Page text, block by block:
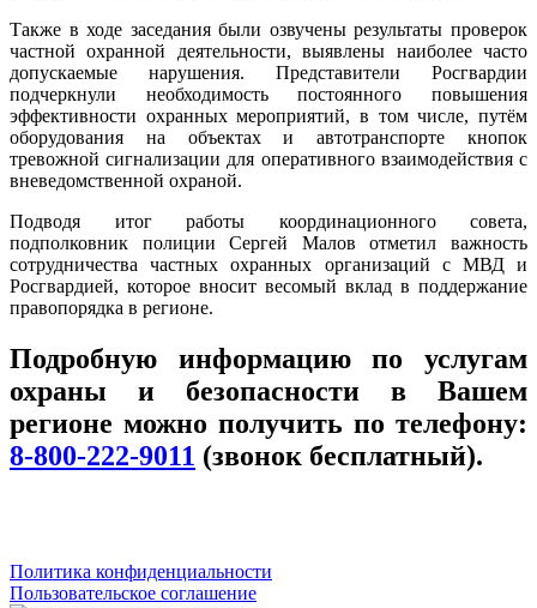
Также в ходе заседания были озвучены результаты проверок
частной охранной деятельности, выявлены наиболее часто
допускаемые нарушения. Представители Росгвардии
подчеркнули необходимость постоянного повышения
эффективности охранных мероприятий, в том числе, путём
оборудования на объектах и автотранспорте кнопок
тревожной сигнализации для оперативного взаимодействия с
вневедомственной охраной.
Подводя итог работы координационного совета,
подполковник полиции Сергей Малов отметил важность
сотрудничества частных охранных организаций с МВД и
Росгвардией, которое вносит весомый вклад в поддержание
правопорядка в регионе.
Подробную информацию по услугам
охраны и безопасности в Вашем
регионе можно получить по телефону:
8-800-222-9011 (звонок бесплатный).
Политика конфиденциальности
Пользовательское соглашение